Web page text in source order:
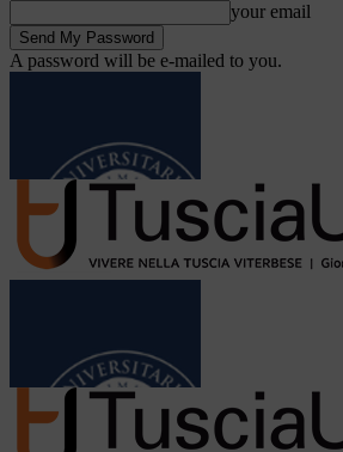
your email
A password will be e-mailed to you.